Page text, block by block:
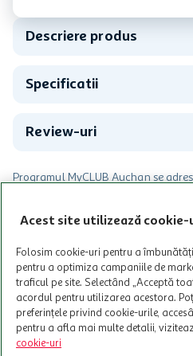
Descriere produs
Specificatii
Review-uri
Programul MyCLUB Auchan se
Termenele și Condițiile
valabile in limita stocurilor
Cardul poate fi utilizat doar in
participante și pentru acțiuni
nu poate fi utilizat in legatura cu
activitati in afara celor mentionate
nu raspunde pentru imposibilitatea
care aceste este suspendat sau in
intretineri sau reparatii tehnice la
Acest site utilizează cookie-
Folosim cookie-uri pentru a
pentru a optimiza campaniile de
traficul pe site. Selectând „Acceptă
acordul pentru utilizarea acestora.
preferințele privind cookie-urile,
pentru a afla mai multe detalii,
cookie-uri